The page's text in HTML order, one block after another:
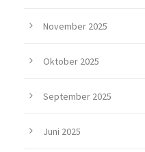
November 2025
Oktober 2025
September 2025
Juni 2025